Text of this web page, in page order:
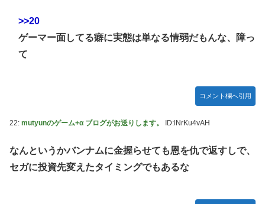
>>20
ゲーマー面してる癖に実態は単なる情弱だもんな、障っ
て
コメント欄へ引用
22: mutyunのゲーム+α ブログがお送りします。 ID:lNrKu4vAH
なんというかバンナムに金握らせても恩を仇で返すしで、
セガに投資先変えたタイミングでもあるな